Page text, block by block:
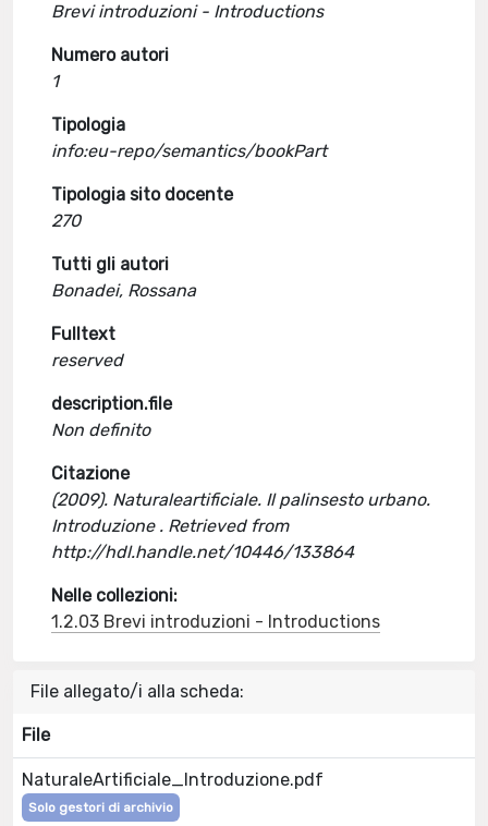
Brevi introduzioni - Introductions
Numero autori
1
Tipologia
info:eu-repo/semantics/bookPart
Tipologia sito docente
270
Tutti gli autori
Bonadei, Rossana
Fulltext
reserved
description.file
Non definito
Citazione
(2009). Naturaleartificiale. Il palinsesto urbano.
Introduzione . Retrieved from
http://hdl.handle.net/10446/133864
Nelle collezioni:
1.2.03 Brevi introduzioni - Introductions
File allegato/i alla scheda:
File
NaturaleArtificiale_Introduzione.pdf
Solo gestori di archivio